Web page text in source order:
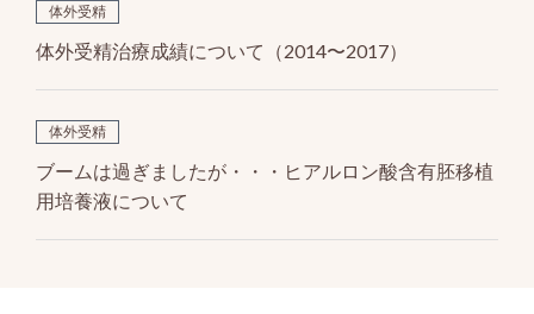
体外受精
体外受精治療成績について（2014〜2017）
体外受精
ブームは過ぎましたが・・・ヒアルロン酸含有胚移植
用培養液について